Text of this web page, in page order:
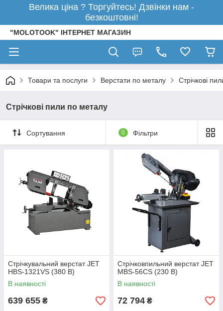
Велика ціна ? Торгуйтесь! Дзвінки нам -
безкоштовні!
"MOLOTOOK" ІНТЕРНЕТ МАГАЗИН
Товари та послуги Верстати по металу Стрічкові
Стрічкові пили по металу
Сортування 0 Фільтри
Стрічкувальний верстат JET
HBS-1321VS (380 В)
В наявності
639 655 ₴
Стрічковпильний верстат JET
MBS-56CS (230 В)
В наявності
72 794 ₴